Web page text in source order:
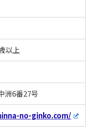
以上
洲6番27号
no-ginko.com/